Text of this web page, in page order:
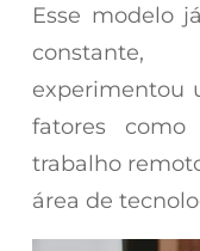
Esse modelo
experimentou
fatores
trabalho
área de